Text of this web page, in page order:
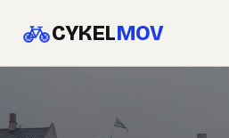
CYKELMOV